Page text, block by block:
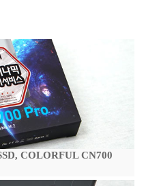
COLORFUL CN700